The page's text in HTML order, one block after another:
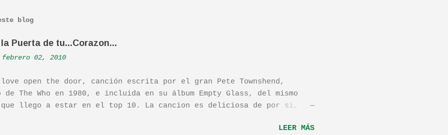
blog
Puerta de tu...Corazon...
febrero 02, 2010
open the door, canción escrita por el gran Pete Townshend,
de The Who en 1980, e incluida en su álbum Empty Glass, del mismo
llego a estar en el top 10. La cancion es deliciosa de por si, de
de Pete. Ayer pude ver una estupenda película llamada "Dan in
LEER MÁS